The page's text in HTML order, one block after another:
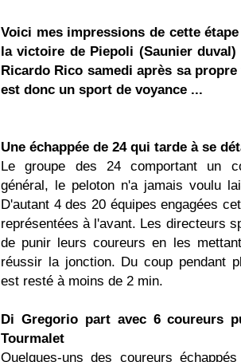
Voici mes impressions de cette
la victoire de Piepoli (Saunier
Ricardo Rico samedi après sa
est donc un sport de voyance ...
Une échappée de 24 qui tarde à se
Le groupe des 24 comportant un
général, le peloton n'a jamais voulu
D'autant 4 des 20 équipes engagées
représentées à l'avant. Les directeurs
de punir leurs coureurs en les
réussir la jonction. Du coup pendant
est resté à moins de 2 min.
Di Gregorio part avec 6 coureurs
Tourmalet
Quelques-uns des coureurs